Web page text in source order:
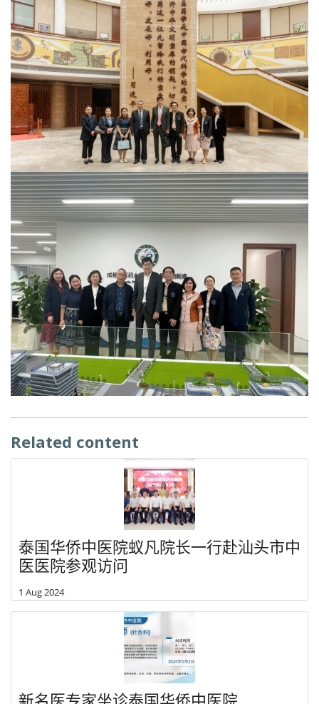
Related content
泰国华侨中医院蚁凡院长一行赴汕头市中
医医院参观访问
1 Aug 2024
新名医专家坐诊泰国华侨中医院